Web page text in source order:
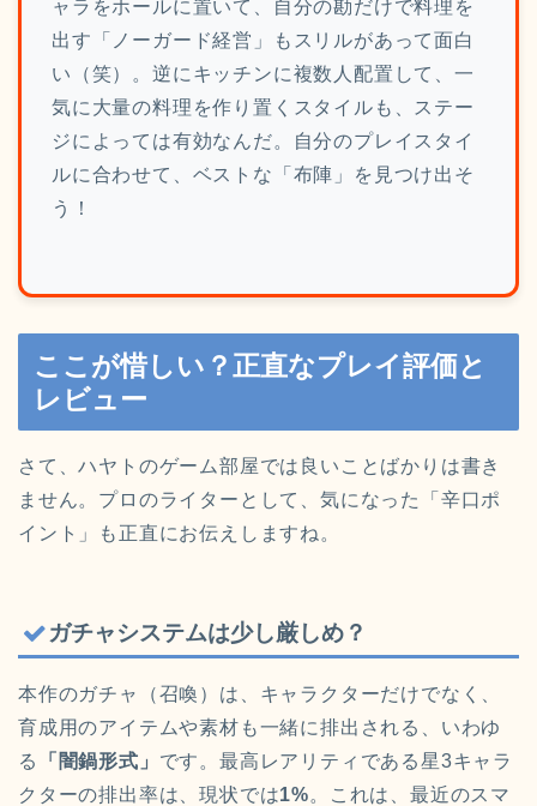
ャラをホールに置いて、自分の勘だけで料理を
出す「ノーガード経営」もスリルがあって面白
い（笑）。逆にキッチンに複数人配置して、一
気に大量の料理を作り置くスタイルも、ステー
ジによっては有効なんだ。自分のプレイスタイ
ルに合わせて、ベストな「布陣」を見つけ出そ
う！
ここが惜しい？正直なプレイ評価と
レビュー
さて、ハヤトのゲーム部屋では良いことばかりは書き
ません。プロのライターとして、気になった「辛口ポ
イント」も正直にお伝えしますね。
ガチャシステムは少し厳しめ？
本作のガチャ（召喚）は、キャラクターだけでなく、
育成用のアイテムや素材も一緒に排出される、いわゆ
る
「闇鍋形式」 です。最高レアリティである星3キャラ
クターの排出率は、現状では1%。これは、最近のスマ